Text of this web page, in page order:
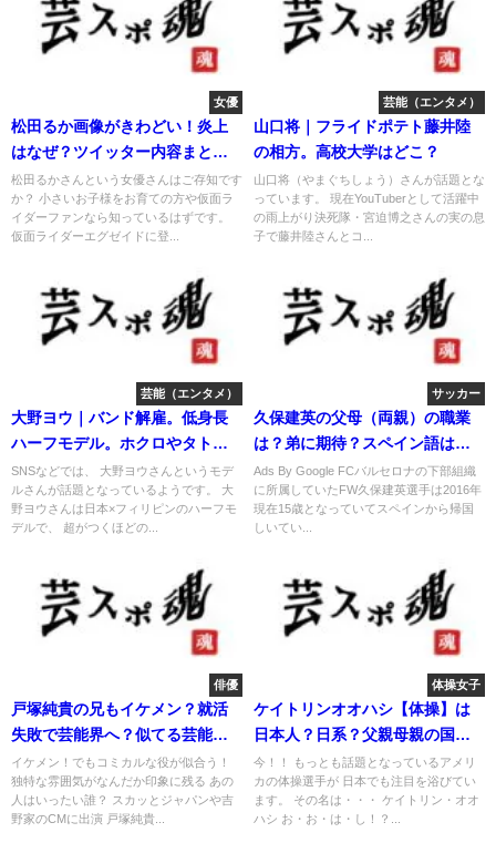
女優
松田るか画像がきわどい！炎上
はなぜ？ツイッター内容まと
め！
松田るかさんという女優さんはご存知です
か？ 小さいお子様をお育ての方や仮面ラ
イダーファンなら知っているはずです。
仮面ライダーエグゼイドに登...
芸能（エンタメ）
山口将｜フライドポテト藤井陸
の相方。高校大学はどこ？
山口将（やまぐちしょう）さんが話題とな
っています。 現在YouTuberとして活躍中
の雨上がり決死隊・宮迫博之さんの実の息
子で藤井陸さんとコ...
芸能（エンタメ）
大野ヨウ｜バンド解雇。低身長
ハーフモデル。ホクロやタトゥ
ー位置は？
SNSなどでは、 大野ヨウさんというモデ
ルさんが話題となっているようです。 大
野ヨウさんは日本×フィリピンのハーフモ
デルで、 超がつくほどの...
サッカー
久保建英の父母（両親）の職業
は？弟に期待？スペイン語は？
身長に問題？
Ads By Google FCバルセロナの下部組織
に所属していたFW久保建英選手は2016年
現在15歳となっていてスペインから帰国
しいてい...
俳優
戸塚純貴の兄もイケメン？就活
失敗で芸能界へ？似てる芸能人
は？
イケメン！でもコミカルな役が似合う！
独特な雰囲気がなんだか印象に残る あの
人はいったい誰？ スカッとジャパンや吉
野家のCMに出演 戸塚純貴...
体操女子
ケイトリンオオハシ【体操】は
日本人？日系？父親母親の国籍
は？
今！！ もっとも話題となっているアメリ
カの体操選手が 日本でも注目を浴びてい
ます。 その名は・・・ ケイトリン・オオ
ハシ お・お・は・し！？...